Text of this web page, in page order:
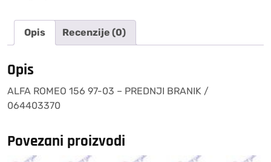
PREDNJI
BRANIK
/
064403370
količina
Opis Recenzije (0)
Opis
ALFA ROMEO 156 97-03 – PREDNJI BRANIK /
064403370
Povezani proizvodi